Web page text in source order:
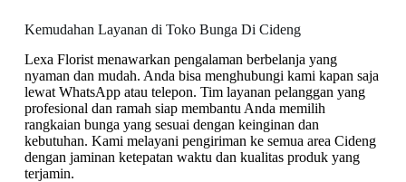
Kemudahan Layanan di Toko Bunga Di Cideng
Lexa Florist menawarkan pengalaman berbelanja yang
nyaman dan mudah. Anda bisa menghubungi kami kapan saja
lewat WhatsApp atau telepon. Tim layanan pelanggan yang
profesional dan ramah siap membantu Anda memilih
rangkaian bunga yang sesuai dengan keinginan dan
kebutuhan. Kami melayani pengiriman ke semua area Cideng
dengan jaminan ketepatan waktu dan kualitas produk yang
terjamin.